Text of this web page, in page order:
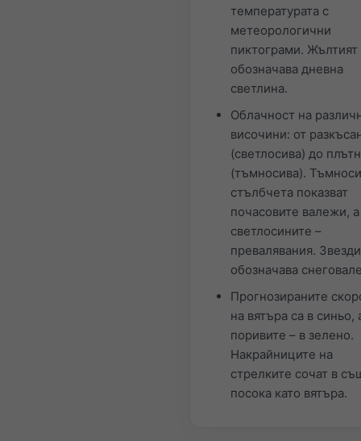
температурата с
метеорологични
пиктограми.
обозначава дневна
светлина.
Облачност на
височини: от
(светлосива) до
(тъмносива).
стълбчета показват
почасовите валежи, а
светлосините –
превалявания.
обозначава
Прогнозираните
на вятъра са в синьо,
поривите – в зелено.
Накрайниците на
стрелките сочат в
посока като вятъра.